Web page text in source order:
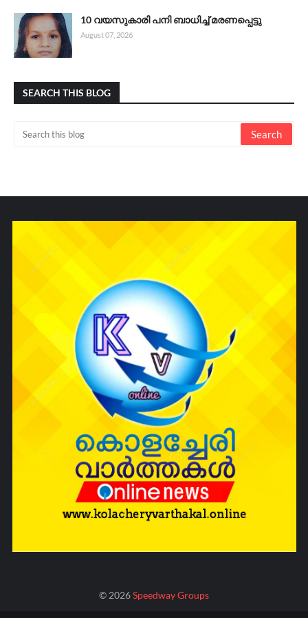
10 വയസുകാരി പനി ബാധിച്ച് മരണപ്പെട്ടു
August 07, 2026
SEARCH THIS BLOG
©2026Speedway Groups